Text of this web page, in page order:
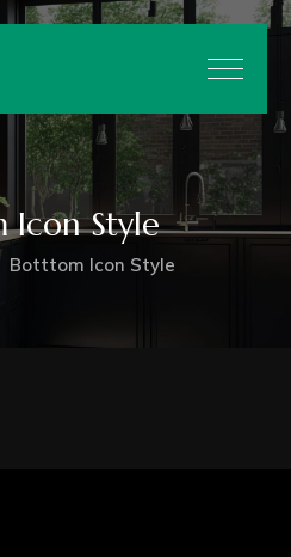
Icon Style
Botttom Icon Style